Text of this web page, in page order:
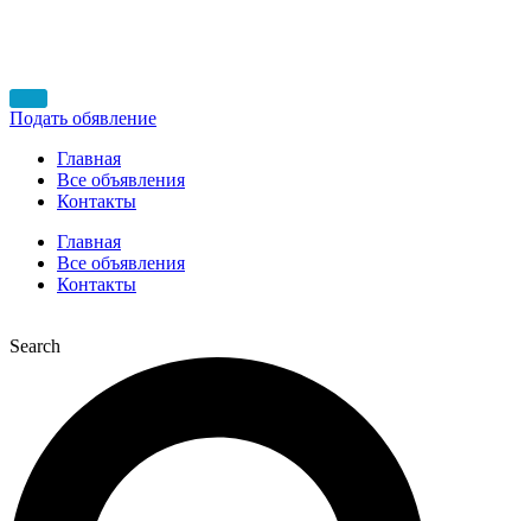
Подать обявление
Главная
Все объявления
Контакты
Главная
Все объявления
Контакты
Search